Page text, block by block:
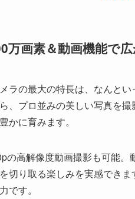
万画素＆動画機能で
ラの最大の特長は、なんと
、プロ並みの美しい写真を
かに育みます。
の高解像度動画撮影も可能
切り取る楽しみを実感でき
です。